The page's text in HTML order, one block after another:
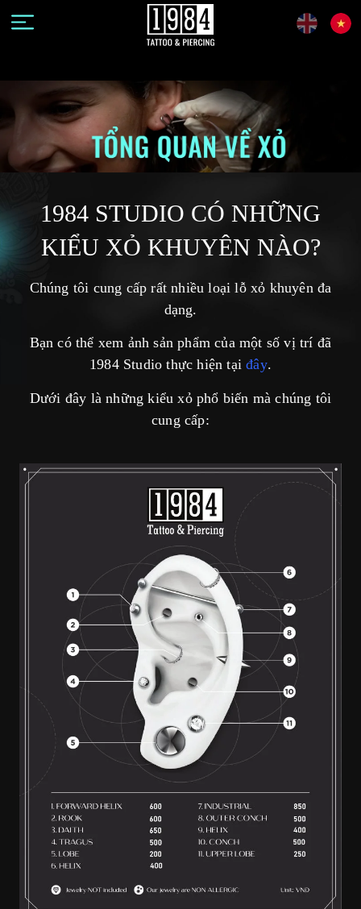
1984 STUDIO CÓ NHỮNG
KIỂU XỎ KHUYÊN NÀO?
Chúng tôi cung cấp rất nhiều loại lỗ xỏ khuyên đa
dạng.
Bạn có thể xem ảnh sản phẩm của một số vị trí đã
1984 Studio thực hiện tạiđây.
Dưới đây là những kiểu xỏ phổ biến mà chúng tôi
cung cấp: